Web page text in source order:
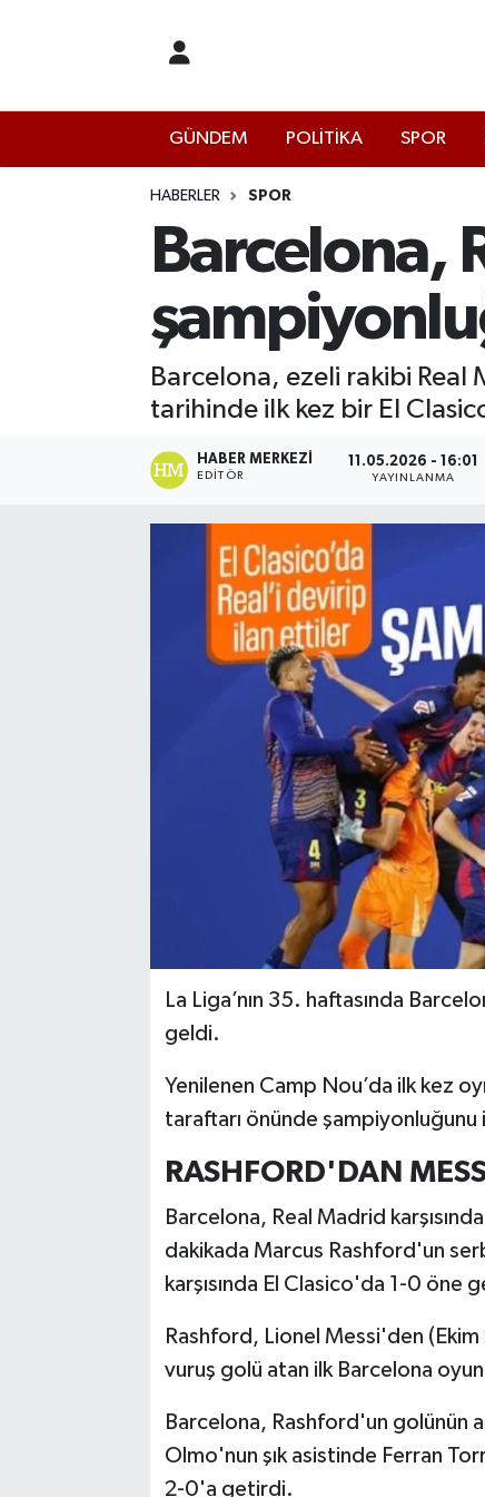
GÜNDEM POLİTİKA SPOR
HABERLER SPOR
Barcelona,
Barcelona, ezeli rakibi
tarihinde ilk kez bir El
HABER MERKEZI
EDITÖR
11.05.2026 - 16:01
YAYINLANMA
La Liga’nın 35. haftasında
geldi.
Yenilenen Camp Nou’da ilk kez
taraftarı önünde şampiyonluğunu
RASHFORD'DAN
Barcelona, Real Madrid
dakikada Marcus Rashford'un
karşısında El Clasico'da 1-0 öne
Rashford, Lionel Messi'den
vuruş golü atan ilk Barcelona
Barcelona, Rashford'un golünün
Olmo'nun şık asistinde Ferran
2-0'a getirdi.
İstanbul Hava Durumu
İstanbul Namaz Vakitleri
İstanbul Trafik Yoğunluk Haritası
Süper Lig Puan Durumu ve Fikstür
Tüm Manşetler
Haber Arşivi